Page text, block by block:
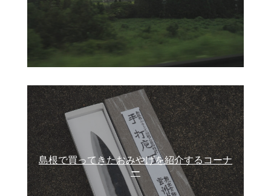
島根で買ってきたおみやげを紹介するコーナ
ー